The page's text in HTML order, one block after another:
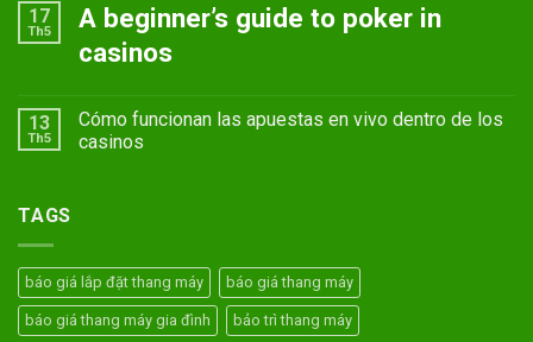
17
Th5
A beginner’s guide to poker in
casinos
13
Th5
Cómo funcionan las apuestas en vivo dentro de los
casinos
TAGS
báo giá lắp đặt thang máy báo giá thang máy
báo giá thang máy gia đình bảo trì thang máy